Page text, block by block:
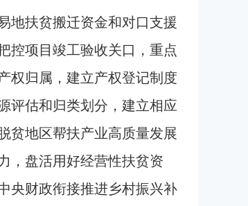
地扶贫搬迁资金和对口支援
控项目竣工验收关口，重点
权归属，建立产权登记制度
评估和归类划分，建立相应
贫地区帮扶产业高质量发展
，盘活用好经营性扶贫资
央财政衔接推进乡村振兴补